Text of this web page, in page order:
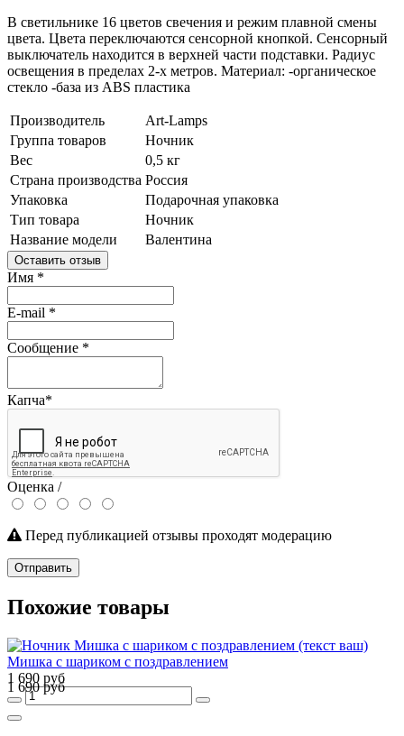
В светильнике 16 цветов свечения и режим плавной смены
цвета. Цвета переключаются сенсорной кнопкой. Сенсорный
выключатель находится в верхней части подставки. Радиус
освещения в пределах 2-х метров. Материал: -органическое
стекло -база из ABS пластика
Производитель
Art-Lamps
Группа товаров
Ночник
Вес
0,5 кг
Страна производства Россия
Упаковка
Подарочная упаковка
Тип товара
Ночник
Название модели
Валентина
Оставить отзыв
Имя *
E-mail *
Сообщение *
Капча*
Оценка /
Перед публикацией отзывы проходят модерацию
Отправить
Похожие товары
Мишка с шариком с поздравлением
1 690 руб
1 690 руб